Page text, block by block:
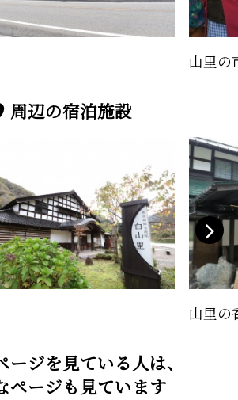
山里の
周辺の宿泊施設
山里
ージを見ている人は、
ページも見ています